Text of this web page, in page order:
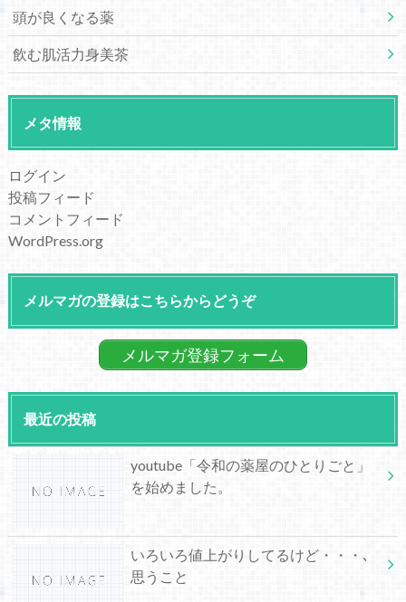
頭が良くなる薬
飲む肌活力身美茶
メタ情報
ログイン
投稿フィード
コメントフィード
WordPress.org
メルマガの登録はこちらからどうぞ
メルマガ登録フォーム
最近の投稿
youtube「令和の薬屋のひとりごと」
を始めました。
いろいろ値上がりしてるけど・・・､
思うこと